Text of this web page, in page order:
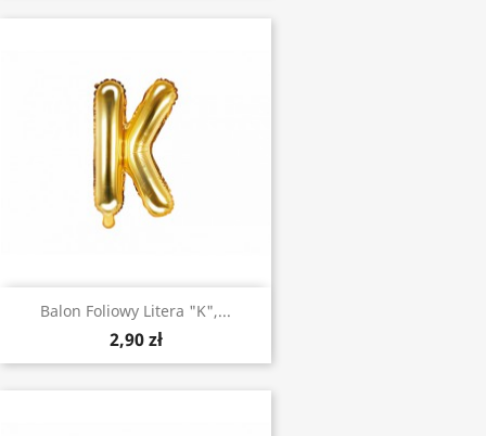
Balon Foliowy Litera "K",...
2,90 zł